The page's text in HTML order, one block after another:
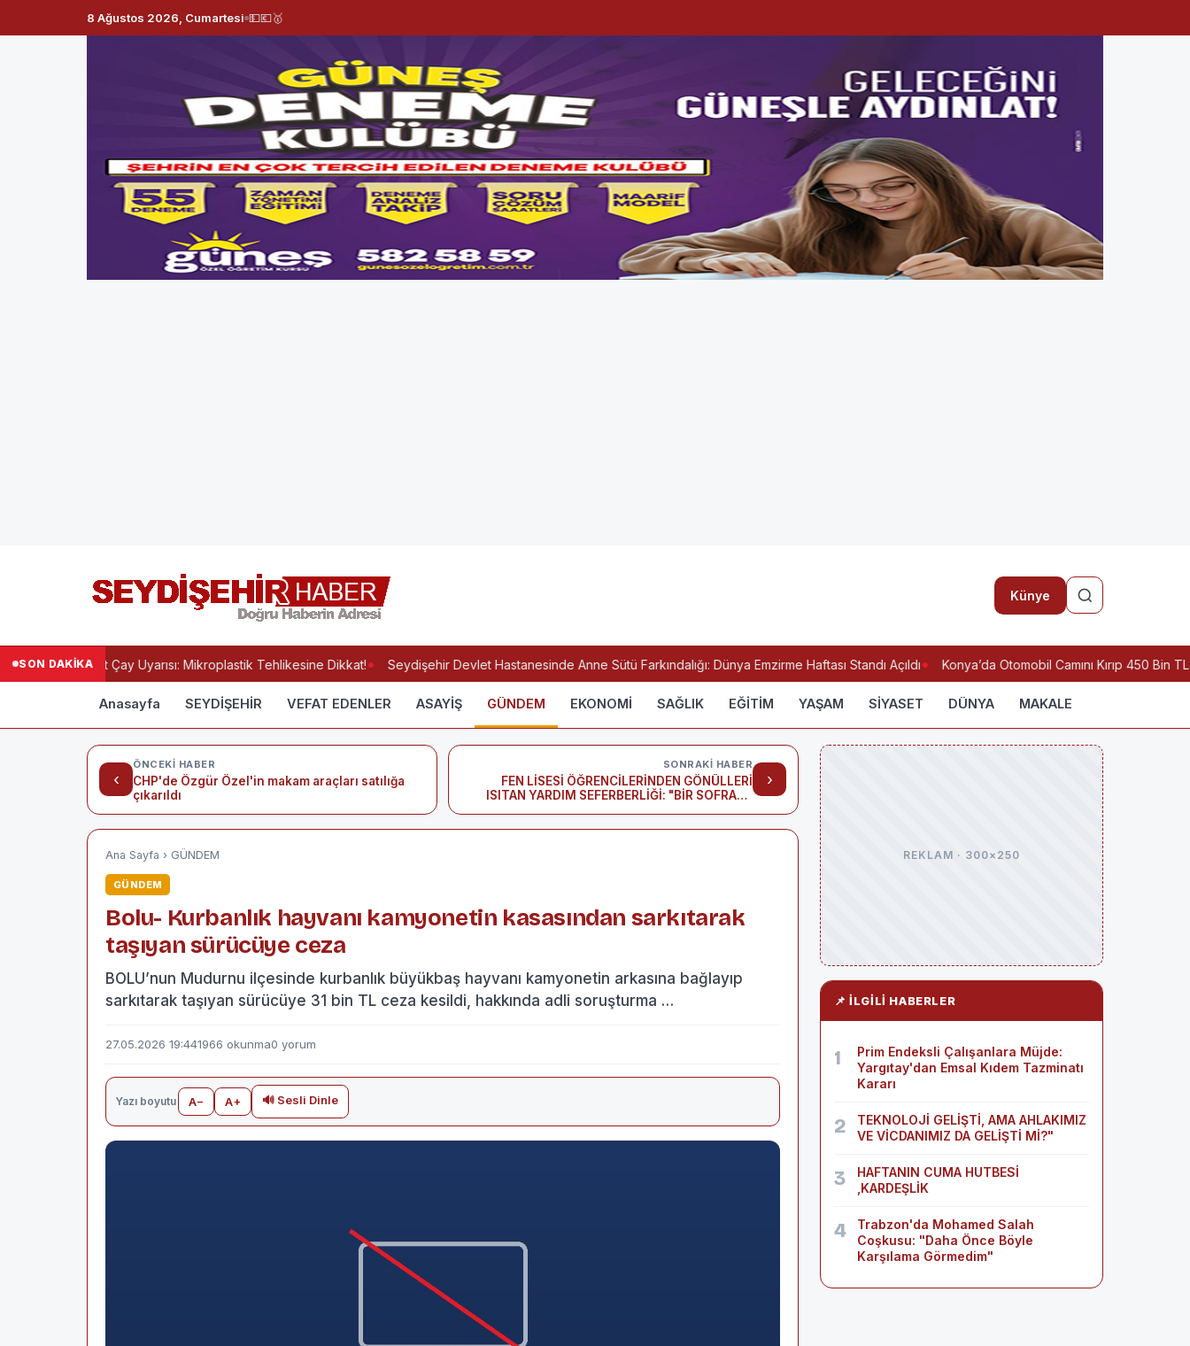
8 Ağustos 2026, Cumartesi 💵💶🥇
Künye
SON DAKİKAPoşet Çay Uyarısı: Mikroplastik Tehlikesine Dikkat! Seydişehir Devlet Hastanesinde Anne Sütü Farkındalığı: Dünya Emzirme Haftası Standı Açıldı Konya’da Otomobil Camını Kırıp 450 Bin
Anasayfa SEYDİŞEHİR VEFAT EDENLER ASAYİŞ GÜNDEM EKONOMİ SAĞLIK EĞİTİM YAŞAM SİYASET DÜNYA MAKALE
‹
ÖNCEKI HABER
CHP'de Özgür Özel'in makam araçları satılığa
çıkarıldı
›
SONRAKI HABER
FEN LİSESİ ÖĞRENCİLERİNDEN GÖNÜLLERİ
ISITAN YARDIM SEFERBERLİĞİ: "BİR SOFRADA
Ana Sayfa › GÜNDEM
GÜNDEM
Bolu- Kurbanlık hayvanı kamyonetin kasasından sarkıtarak
taşıyan sürücüye ceza
BOLU’nun Mudurnu ilçesinde kurbanlık büyükbaş hayvanı kamyonetin arkasına bağlayıp
sarkıtarak taşıyan sürücüye 31 bin TL ceza kesildi, hakkında adli soruşturma …
27.05.2026 19:441966 okunma0 yorum
Yazı boyutu A− A+ 🔊 Sesli Dinle
REKLAM · 300×250
📌 İLGILI HABERLER
1
Prim Endeksli Çalışanlara Müjde:
Yargıtay'dan Emsal Kıdem Tazminatı
Kararı
2
TEKNOLOJİ GELİŞTİ, AMA AHLAKIMIZ
VE VİCDANIMIZ DA GELİŞTİ Mİ?"
3
HAFTANIN CUMA HUTBESİ
,KARDEŞLİK
4
Trabzon'da Mohamed Salah
Coşkusu: "Daha Önce Böyle
Karşılama Görmedim"